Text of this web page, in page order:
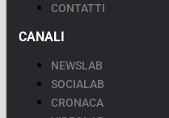
CONTATTI
CANALI
NEWSLAB
SOCIALAB
CRONACA